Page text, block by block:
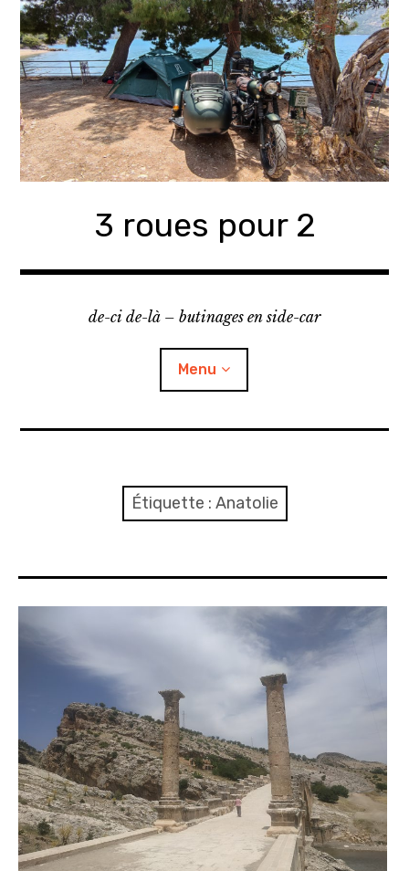
Accéder
contenu
principal
3 roues pour 2
de-ci de-là – butinages en side-car
Menu
Confidentialité
Itinéraire(s)
Side-car(s)
Étiquette : Anatolie